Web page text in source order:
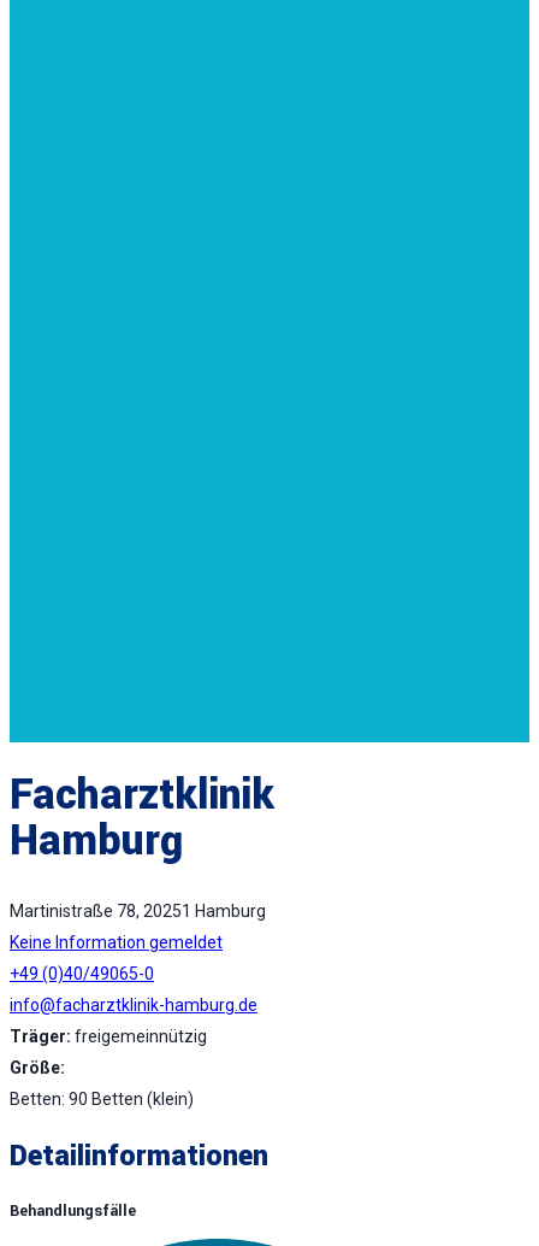
Facharztklinik
Hamburg
Martinistraße 78, 20251 Hamburg
Keine Information gemeldet
+49 (0)40/49065-0
info@facharztklinik-hamburg.de
Träger: freigemeinnützig
Größe:
Betten: 90 Betten (klein)
Detailinformationen
Behandlungsfälle